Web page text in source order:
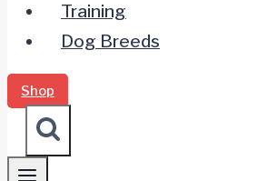
Training
Dog Breeds
Shop